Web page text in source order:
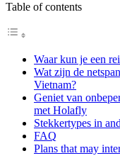
Table of contents
Waar kun je een
Wat zijn de
Vietnam?
Geniet van
met Holafly
Stekkertypes in
FAQ
Plans that may